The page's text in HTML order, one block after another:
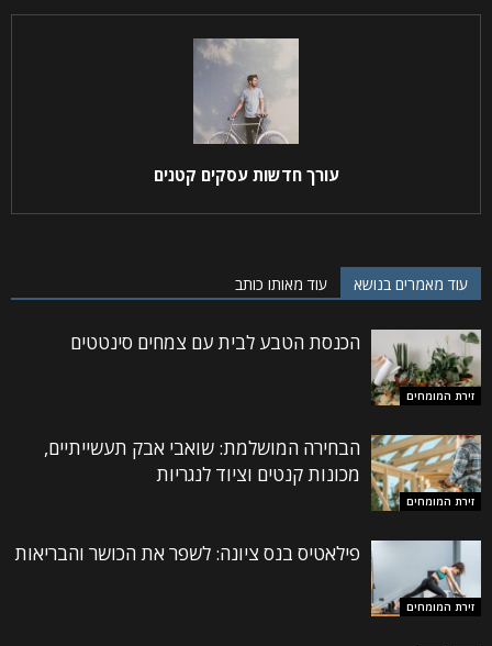
עורך חדשות עסקים קטנים
עוד מאמרים בנושא עוד מאותו כותב
זירת המומחים
הכנסת הטבע לבית עם צמחים סינטטים
זירת המומחים
הבחירה המושלמת: שואבי אבק תעשייתיים,
מכונות קנטים וציוד לנגריות
זירת המומחים
פילאטיס בנס ציונה: לשפר את הכושר והבריאות